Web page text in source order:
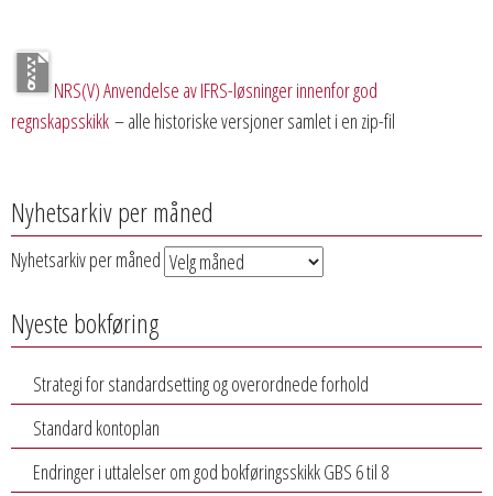
NRS(V) Anvendelse av IFRS-løsninger innenfor god
regnskapsskikk – alle historiske versjoner samlet i en zip-fil
Nyhetsarkiv per måned
Nyhetsarkiv per måned
Nyeste bokføring
Strategi for standardsetting og overordnede forhold
Standard kontoplan
Endringer i uttalelser om god bokføringsskikk GBS 6 til 8